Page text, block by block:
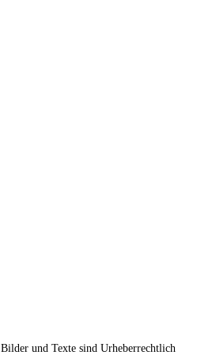
und Texte sind Urheberrechtlich